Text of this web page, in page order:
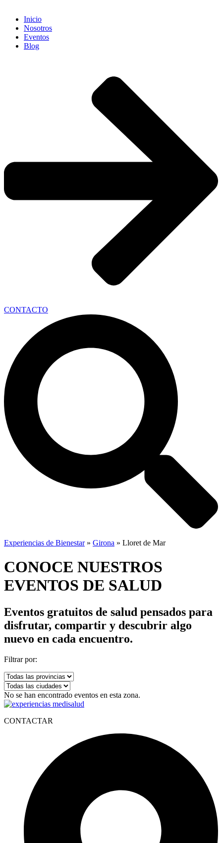
Inicio
Nosotros
Eventos
Blog
CONTACTO
Experiencias de Bienestar» Girona » Lloret de Mar
CONOCE NUESTROS
EVENTOS DE SALUD
Eventos gratuitos de salud pensados para
disfrutar, compartir y descubrir algo
nuevo en cada encuentro.
Filtrar por:
No se han encontrado eventos en esta zona.
CONTACTAR